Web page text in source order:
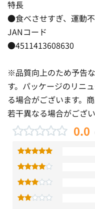
特長
●食べさせすぎ、運動
JANコード
●4511413608630
※品質向上のため予告
す。パッケージのリニ
る場合がございます。
若干異なる場合がござい
0.0